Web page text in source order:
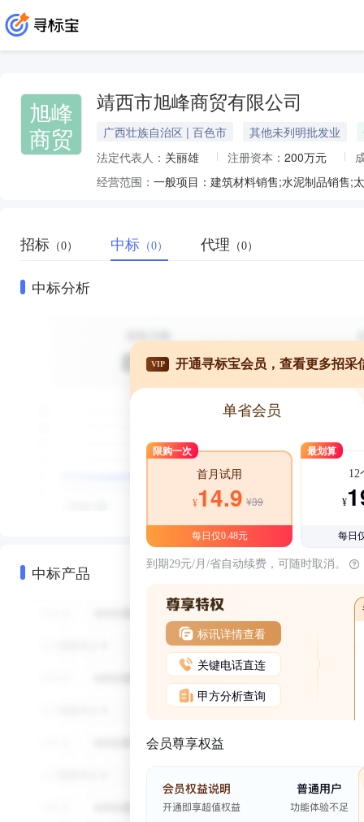
旭峰
商贸
靖西市旭峰商贸有限公司
广西壮族自治区 | 百色市 其他未列明批发业
法定代表人： 关丽雄 注册资本： 200万元
经营范围：
招标 （0） 中标 （0） 代理 （0）
中标分析
中标产品
VIP 开通寻标宝会员，查看更多招采
单省会员
限购一次
首月试用
¥14.9 ¥39
每日仅0.48元
最划算
12
¥
每日
到期29元/月/省自动续费，可随时取消。
标讯详情查看
关键电话直连
甲方分析查询
会员尊享权益